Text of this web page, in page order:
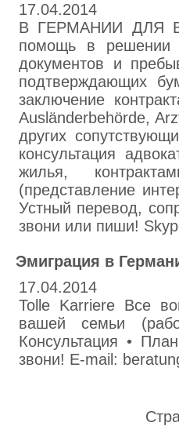
17.04.2014
В ГЕРМАНИИ ДЛЯ
помощь в решении
документов и
подтверждающих
заключение
Ausländerbehörde,
других
консультация
жилья,
(представление
Устный перевод,
звони или пиши!
Эмиграция в
17.04.2014
Tolle Karriere Все
вашей семьи
Консультация •
звони! E-mail: